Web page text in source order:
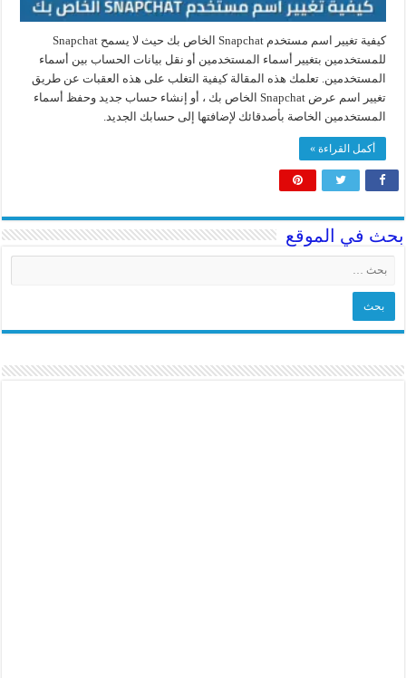
كيفية تغيير اسم مستخدم Snapchat الخاص بك حيث لا يسمح Snapchat
للمستخدمين بتغيير أسماء المستخدمين أو نقل بيانات الحساب بين أسماء
المستخدمين. تعلمك هذه المقالة كيفية التغلب على هذه العقبات عن طريق
تغيير اسم عرض Snapchat الخاص بك ، أو إنشاء حساب جديد وحفظ أسماء
المستخدمين الخاصة بأصدقائك لإضافتها إلى حسابك الجديد.
أكمل القراءة »
بحث في الموقع